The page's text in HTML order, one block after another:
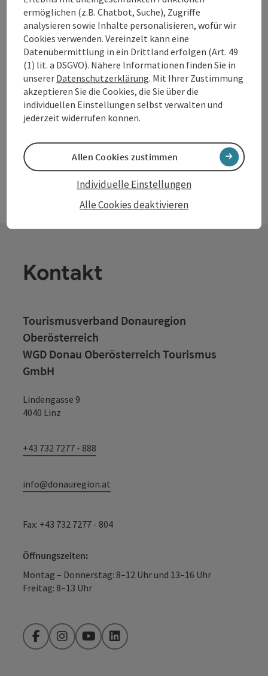
Obermühl an der Donau
Gasthaus / Wirtshaus, Kaffeehaus / Café, Restaurant
Die Donau gibt Kraft, Sehnsucht und Ruhe. Natur pur im
Donauparadies Gierlinger. Das Donauparadies Gierlinger in
Obermühl an der Donau ist ein Platz zum Wohlfühlen.
Öffnungszeiten
MIMittwoch geöffnet
DODonnerstag geöffnet
FRFreitag geöffnet
SASamstag geöffnet
SO Sonntag geöffnet
FEFeiertag geöffnet
Kontakt
Tourismusverband Donauregion
Oberösterreich
WGD Donau Oberösterreich Tourismus
GmbH
Lindengasse 9
4040 Linz
+43 732 7277 - 888
info@donauregion.at
Fax: +43 732 7277 - 804
Öffnungszeiten:
Montag – Donnerstag: 8–12 Uhr und 13–16 Uhr
Freitag: 8–13 Uhr
FacebookInstagramYouTubeLinkedIn
ermöglichen (z.B. Chatbot, Suche), Zugriffe
analysieren sowie Inhalte personalisieren, wofür wir
Cookies verwenden. Vereinzelt kann eine
Datenübermittlung in ein Drittland erfolgen (Art. 49
(1) lit. a DSGVO). Nähere Informationen finden Sie in
unserer Datenschutzerklärung. Mit Ihrer Zustimmung
akzeptieren Sie die Cookies, die Sie über die
individuellen Einstellungen selbst verwalten und
jederzeit widerrufen können.
Alle Cookies deaktivieren
Individuelle Einstellungen
Allen Cookies zustimmen